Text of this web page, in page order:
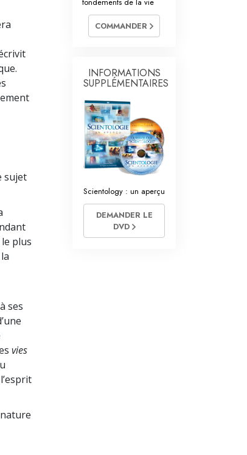
Les ministres volontaires de Scientology
sujet
plus
la
ses
vies
fondements de la vie
COMMANDER
INFORMATIONS
SUPPLÉMENTAIRES
Scientology : un aperçu
DEMANDER LE
DVD